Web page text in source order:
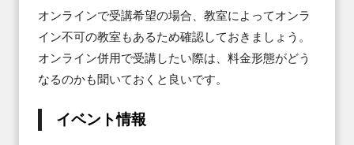
オンラインで受講希望の場合、教室によってオンラ
イン不可の教室もあるため確認しておきましょう。
オンライン併用で受講したい際は、料金形態がどう
なるのかも聞いておくと良いです。
イベント情報